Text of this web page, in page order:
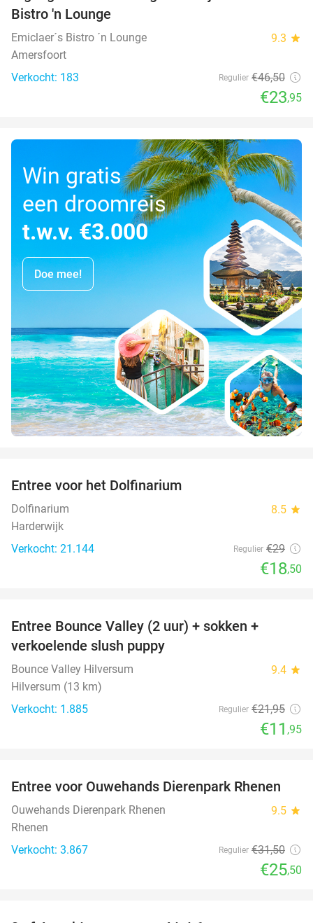
Bistro 'n Lounge
Emiclaer´s Bistro ´n Lounge 9.3 star
Amersfoort
Verkocht: 183
Regulier €46,50
€23,95
Win gratis
een droomreis
t.w.v. €3.000
Doe mee!
Entree voor het Dolfinarium
Dolfinarium 8.5 star
Harderwijk
Verkocht: 21.144
Regulier €29
€18,50
Entree Bounce Valley (2 uur) + sokken +
verkoelende slush puppy
Bounce Valley Hilversum 9.4 star
Hilversum (13 km)
Verkocht: 1.885
Regulier €21,95
€11 ,95
19%
Entree voor Ouwehands Dierenpark Rhenen
Ouwehands Dierenpark Rhenen 9.5 star
Rhenen
Verkocht: 3.867
Regulier €31,50
€25,50